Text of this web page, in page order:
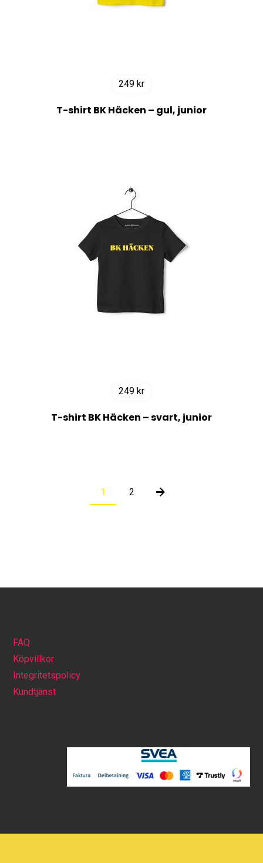
249 kr
T-shirt BK Häcken – gul, junior
249 kr
T-shirt BK Häcken – svart, junior
1 2
FAQ
Köpvillkor
Integritetspolicy
Kundtjänst